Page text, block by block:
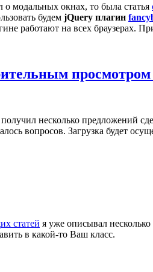
модальных окнах, то была статья
будем jQuery плагин
работают на всех браузерах.
несколько предложений
вопросов. Загрузка будет
статей я уже описывал
в какой-то Ваш класс.